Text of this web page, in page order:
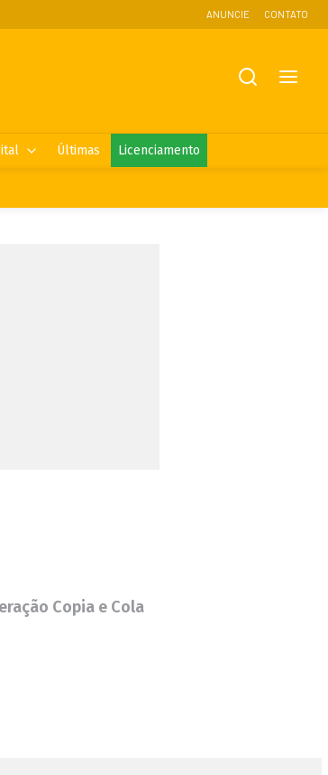
ANUNCIE CONTATO
Últimas Licenciamento
Copia e Cola